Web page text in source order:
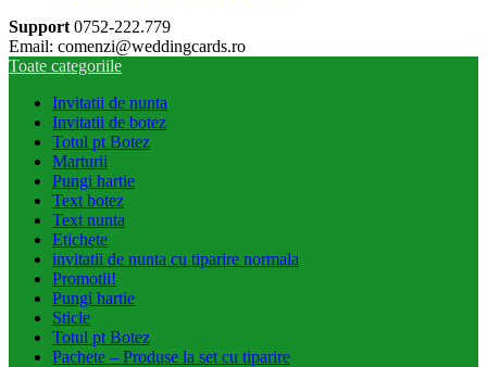
Support 0752-222.779
Email: comenzi@weddingcards.ro
Toate categoriile
Invitatii de nunta
Invitatii de botez
Totul pt Botez
Marturii
Pungi hartie
Text botez
Text nunta
Etichete
invitatii de nunta cu tiparire normala
Promotii!
Pungi hartie
Sticle
Totul pt Botez
Pachete – Produse la set cu tiparire